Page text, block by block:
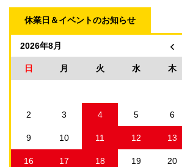
休業日＆イベントのお知らせ
2026年8月
日 月 火 水 木
2 3 4 5 6
9 10 11 12 13
16 17 18 19 20